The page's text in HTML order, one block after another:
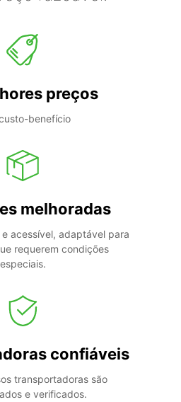
preços
benefício
melhoradas
acessível, adaptável para
requerem condições
especiais.
confiáveis
transportadoras são
e verificados.